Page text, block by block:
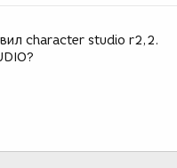
character studio r2,2.